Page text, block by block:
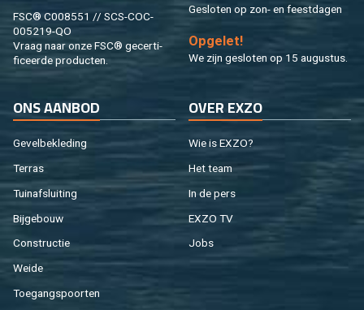
FSC® C008551 // SCS-COC-
005219-QO
Vraag naar onze FSC® ge­cer­ti­
fi­ceer­de pro­duc­ten.
Ge­slo­ten op zon- en feest­da­gen
Op­ge­let!
We zijn ge­slo­ten op 15 au­gus­tus.
ONS AAN­BOD
Ge­vel­be­kle­ding
Ter­ras
Tuin­af­slui­ting
Bij­ge­bouw
Con­struc­tie
Weide
Toe­gangs­poor­ten
OVER EXZO
Wie is EXZO?
Het team
In de pers
EXZO TV
Jobs